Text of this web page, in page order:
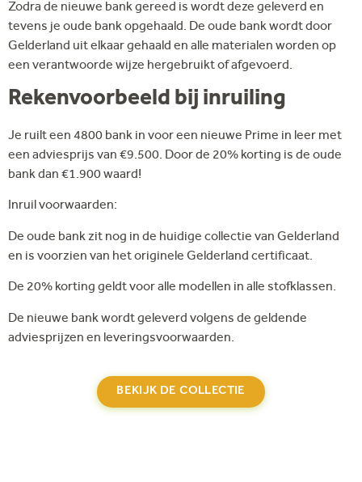
Zodra de nieuwe bank gereed is wordt deze geleverd en
tevens je oude bank opgehaald. De oude bank wordt door
Gelderland uit elkaar gehaald en alle materialen worden op
een verantwoorde wijze hergebruikt of afgevoerd.
Rekenvoorbeeld bij inruiling
Je ruilt een 4800 bank in voor een nieuwe Prime in leer met
een adviesprijs van €9.500. Door de 20% korting is de oude
bank dan €1.900 waard!
Inruil voorwaarden:
De oude bank zit nog in de huidige collectie van Gelderland
en is voorzien van het originele Gelderland certificaat.
De 20% korting geldt voor alle modellen in alle stofklassen.
De nieuwe bank wordt geleverd volgens de geldende
adviesprijzen en leveringsvoorwaarden.
BEKIJK DE COLLECTIE